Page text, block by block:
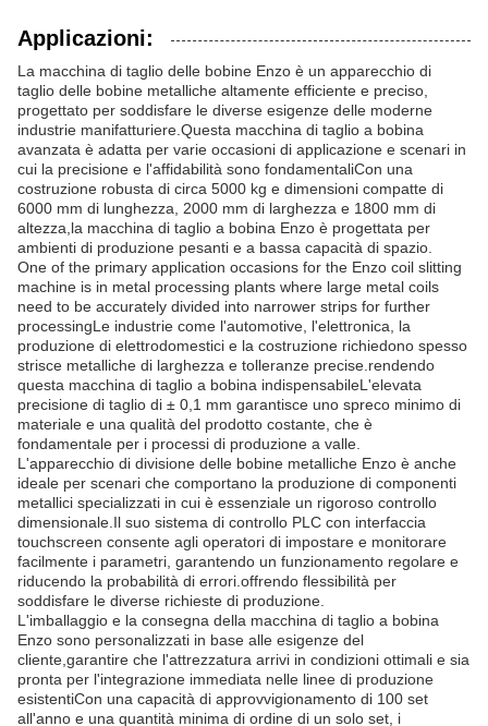
Applicazioni:
La macchina di taglio delle bobine Enzo è un apparecchio di
taglio delle bobine metalliche altamente efficiente e preciso,
progettato per soddisfare le diverse esigenze delle moderne
industrie manifatturiere.Questa macchina di taglio a bobina
avanzata è adatta per varie occasioni di applicazione e scenari in
cui la precisione e l'affidabilità sono fondamentaliCon una
costruzione robusta di circa 5000 kg e dimensioni compatte di
6000 mm di lunghezza, 2000 mm di larghezza e 1800 mm di
altezza,la macchina di taglio a bobina Enzo è progettata per
ambienti di produzione pesanti e a bassa capacità di spazio.
One of the primary application occasions for the Enzo coil slitting
machine is in metal processing plants where large metal coils
need to be accurately divided into narrower strips for further
processingLe industrie come l'automotive, l'elettronica, la
produzione di elettrodomestici e la costruzione richiedono spesso
strisce metalliche di larghezza e tolleranze precise.rendendo
questa macchina di taglio a bobina indispensabileL'elevata
precisione di taglio di ± 0,1 mm garantisce uno spreco minimo di
materiale e una qualità del prodotto costante, che è
fondamentale per i processi di produzione a valle.
L'apparecchio di divisione delle bobine metalliche Enzo è anche
ideale per scenari che comportano la produzione di componenti
metallici specializzati in cui è essenziale un rigoroso controllo
dimensionale.Il suo sistema di controllo PLC con interfaccia
touchscreen consente agli operatori di impostare e monitorare
facilmente i parametri, garantendo un funzionamento regolare e
riducendo la probabilità di errori.offrendo flessibilità per
soddisfare le diverse richieste di produzione.
L'imballaggio e la consegna della macchina di taglio a bobina
Enzo sono personalizzati in base alle esigenze del
cliente,garantire che l'attrezzatura arrivi in condizioni ottimali e sia
pronta per l'integrazione immediata nelle linee di produzione
esistentiCon una capacità di approvvigionamento di 100 set
all'anno e una quantità minima di ordine di un solo set, i